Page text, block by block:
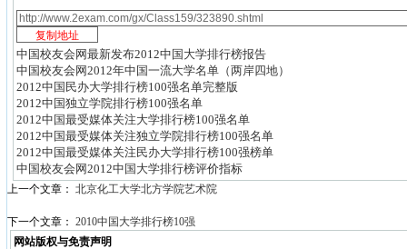
中国校友会网最新发布2012中国大学排行榜报告
中国校友会网2012年中国一流大学名单（两岸四地）
2012中国民办大学排行榜100强名单完整版
2012中国独立学院排行榜100强名单
2012中国最受媒体关注大学排行榜100强名单
2012中国最受媒体关注独立学院排行榜100强名单
2012中国最受媒体关注民办大学排行榜100强榜单
中国校友会网2012中国大学排行榜评价指标
上一个文章： 北京化工大学北方学院艺术院
下一个文章： 2010中国大学排行榜10强
网站版权与免责声明